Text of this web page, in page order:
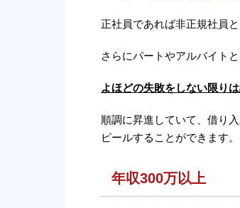
正社員であれば非正規社員
さらにパートやアルバイト
よほどの失敗をしない限り
順調に昇進していて、借り
ピールすることができます。
年収300万以上